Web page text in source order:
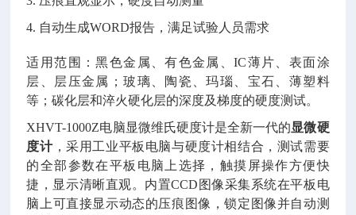
4. 自动生成WORD报告，满足试验人员需求
适用范围：黑色金属、有色金属、IC薄片、表面涂
层、层压金属；玻璃、陶瓷、玛瑙、宝石、薄塑料
等；碳化层和淬火硬化层的深度及梯度的硬度测试。
XHVT-1000Z电脑显微维氏硬度计是全新一代的显微硬
度计，采用工业平板电脑与硬度计相结合，测试需要
的全部参数在平板电脑上选择，触摸屏操作方便快
捷，显示清晰直观。内置CCD图像采集系统在平板电
脑上可直接显示动态的压痕图像，锁定图像并自动测